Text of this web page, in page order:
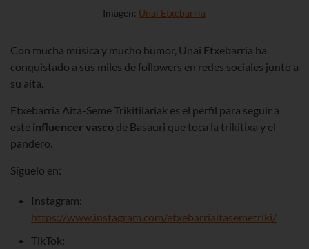
Imagen: Unai Etxebarria
Con mucha música y mucho humor, Unai Etxebarria ha
conquistado a sus miles de followers en redes sociales junto a
su aita.
Etxebarria Aita-Seme Trikitilariak es el perfil para seguir a
este influencer vasco de Basauri que toca la trikitixa y el
pandero.
Síguelo en:
Instagram:
https://www.instagram.com/etxebarriaitasemetriki/
TikTok: